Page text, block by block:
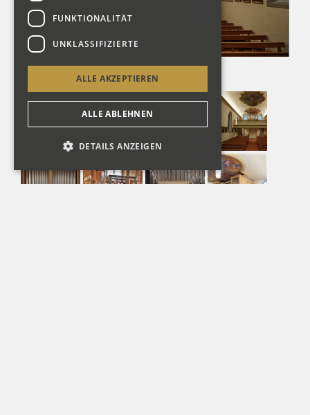
FUNKTIONALITÄT
UNKLASSIFIZIERTE
ALLE AKZEPTIEREN
ALLE ABLEHNEN
DETAILS ANZEIGEN